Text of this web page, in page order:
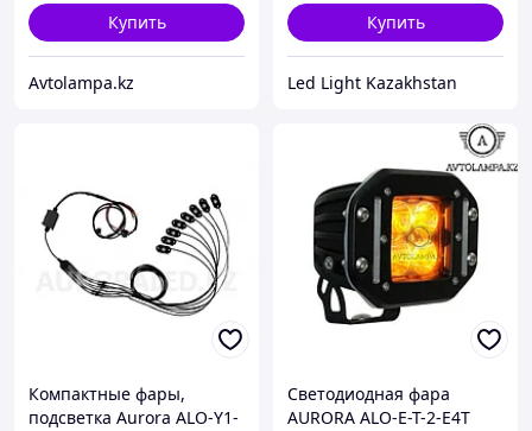
Купить
Avtolampa.kz
Купить
Led Light Kazakhstan
Компактные фары,
подсветка Aurora ALO-Y1-
Светодиодная фара
AURORA ALO-E-T-2-E4T